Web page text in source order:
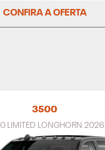
CONFIRA A OFERTA
3500
LIMITED LONGHORN 2026